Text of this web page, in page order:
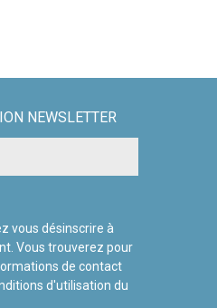
NEWSLETTER
vous désinscrire à
Vous trouverez pour
de contact
d'utilisation du